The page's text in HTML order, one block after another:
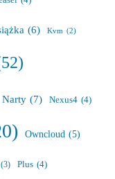
(6) Kvm (2)
Narty (7) Nexus4 (4)
Owncloud (5)
(3) Plus (4)